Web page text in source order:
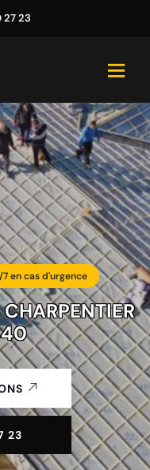
27 23
en cas d'urgence
23